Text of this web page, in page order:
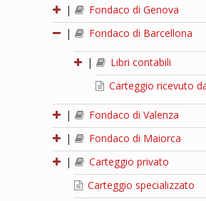
|
Fondaco di Genova
|
Fondaco di Barcellona
|
Libri contabili
Carteggio ricevuto
|
Fondaco di Valenza
|
Fondaco di Maiorca
|
Carteggio privato
Carteggio specializzato